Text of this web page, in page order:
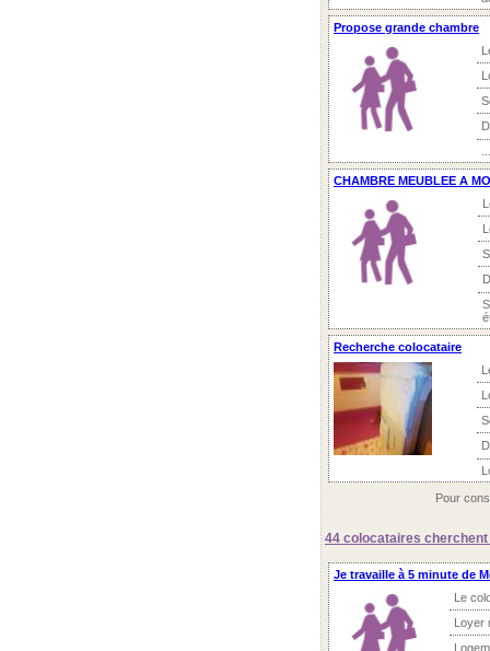
Propose grande chambre
CHAMBRE MEUBLEE A
Recherche colocataire
Pour
44 colocataires cherchent
Je travaille à 5 minute de
Le
Loyer